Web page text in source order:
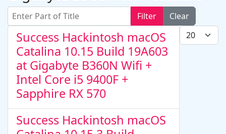
Enter Part of Title Filter
Clear
Display #
Success Hackintosh macOS
Catalina 10.15 Build 19A603
at Gigabyte B360N Wifi +
Intel Core i5 9400F +
Sapphire RX 570
Success Hackintosh macOS